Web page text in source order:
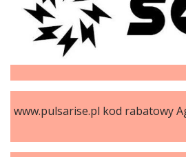
www.pulsarise.pl kod rabatowy